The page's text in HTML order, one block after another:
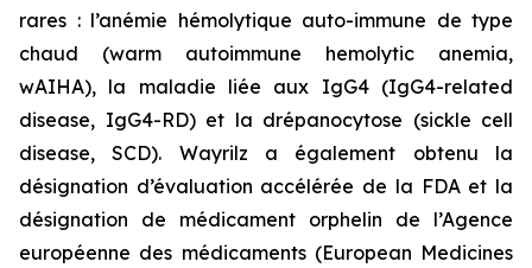
rares : l’anémie hémolytique auto-immune de type
chaud (warm autoimmune hemolytic anemia,
wAIHA), la maladie liée aux IgG4 (IgG4-related
disease, IgG4-RD) et la drépanocytose (sickle cell
disease, SCD). Wayrilz a également obtenu la
désignation d’évaluation accélérée de la FDA et la
désignation de médicament orphelin de l’Agence
européenne des médicaments (European Medicines